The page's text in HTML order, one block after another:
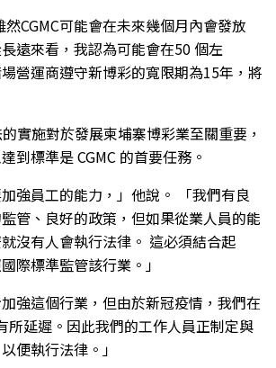
CGMC可能會在未來幾個月內會發放
長遠來看，我認為可能會在50 個左
營運商遵守新博彩的寬限期為15年，將
實施對於發展柬埔寨博彩業至關重要，
到標準是 CGMC 的首要任務。
加強員工的能力，」他說。 「我們有良
管、良好的政策，但如果從業人員的能
沒有人會執行法律。 這必須結合起
際標準監管該行業。」
加強這個行業，但由於新冠疫情，我們在
所延遲。因此我們的工作人員正制定與
便執行法律。」